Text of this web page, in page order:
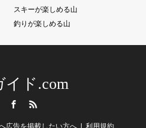
スキーが楽しめる山
釣りが楽しめる山
イド.com
広告を掲載したい方へ 利用規約